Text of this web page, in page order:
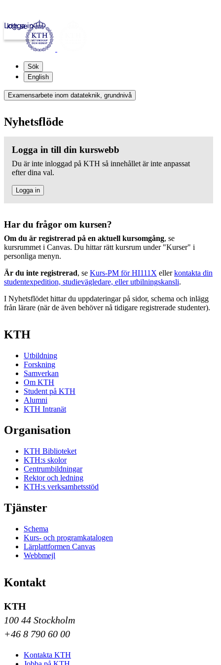
kth.se
Logga in
Sök
English
Examensarbete inom datateknik, grundnivå
Nyhetsflöde
Logga in till din kurswebb
Du är inte inloggad på KTH så innehållet är inte anpassat
efter dina val.
Logga in
Har du frågor om kursen?
Om du är registrerad på en aktuell kursomgång, se
kursrummet i Canvas. Du hittar rätt kursrum under "Kurser" i
personliga menyn.
Är du inte registrerad, se Kurs-PM för HI111X ellerkontakta din
studentexpedition, studievägledare, eller utbilningskansli.
I Nyhetsflödet hittar du uppdateringar på sidor, schema och inlägg
från lärare (när de även behöver nå tidigare registrerade studenter).
KTH
Utbildning
Forskning
Samverkan
Om KTH
Student på KTH
Alumni
KTH Intranät
Organisation
KTH Biblioteket
KTH:s skolor
Centrumbildningar
Rektor och ledning
KTH:s verksamhetsstöd
Tjänster
Schema
Kurs- och programkatalogen
Lärplattformen Canvas
Webbmejl
Kontakt
KTH
100 44 Stockholm
+46 8 790 60 00
Kontakta KTH